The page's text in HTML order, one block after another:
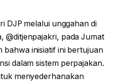
DJP melalui unggahan di
@ditjenpajakri, pada Jumat
bahwa inisiatif ini bertujuan
dalam sistem perpajakan.
menyederhanakan